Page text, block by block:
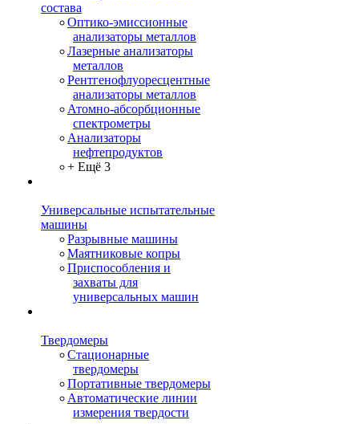
состава
Оптико-эмиссионные
анализаторы металлов
Лазерные анализаторы
металлов
Рентгенофлуоресцентные
анализаторы металлов
Атомно-абсорбционные
спектрометры
Анализаторы
нефтепродуктов
+ Ещё 3
Универсальные испытательные
машины
Разрывные машины
Маятниковые копры
Приспособления и
захваты для
универсальных машин
Твердомеры
Стационарные
твердомеры
Портативные твердомеры
Автоматические линии
измерения твердости